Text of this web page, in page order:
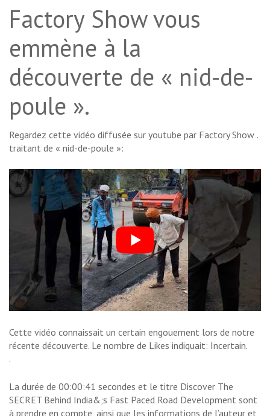
Factory Show vous
emmène à la
découverte de « nid-de-
poule ».
Regardez cette vidéo diffusée sur youtube par Factory Show .
traitant de « nid-de-poule »:
Cette vidéo connaissait un certain engouement lors de notre
récente découverte. Le nombre de Likes indiquait: Incertain.
.
La durée de 00:00:41 secondes et le titre Discover The
SECRET Behind India&;s Fast Paced Road Development sont
à prendre en compte, ainsi que les informations de l’auteur et